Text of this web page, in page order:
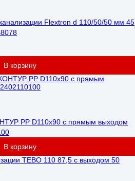
Flextron d 110/50/50 мм 45
В корзину
РР D110x90 с прямым выходом
В корзину